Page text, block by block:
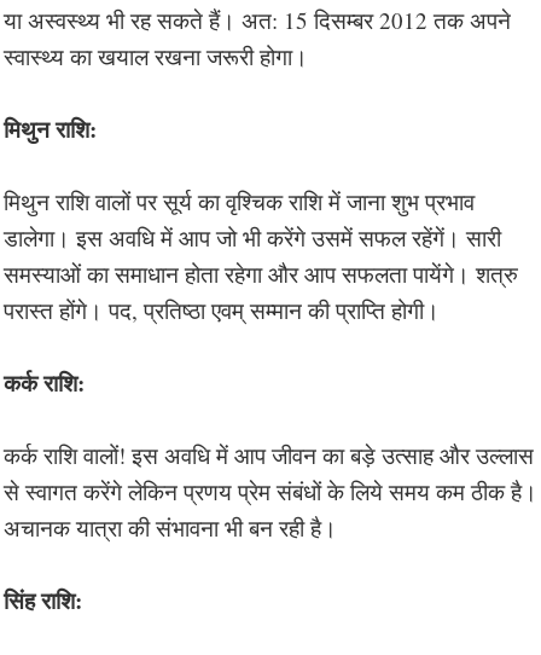
या अस्वस्थ्य भी रह सकते हैं। अत: 15 दिसम्बर 2012 तक अपने
स्वास्थ्य का खयाल रखना जरूरी होगा।
मिथुन राशि:
मिथुन राशि वालों पर सूर्य का वृश्चिक राशि में जाना शुभ प्रभाव
डालेगा। इस अवधि में आप जो भी करेंगे उसमें सफल रहेंगें। सारी
समस्याओं का समाधान होता रहेगा और आप सफलता पायेंगे। शत्रु
परास्त होंगे। पद, प्रतिष्ठा एवम् सम्मान की प्राप्ति होगी।
कर्क राशि:
कर्क राशि वालों! इस अवधि में आप जीवन का बड़े उत्साह और उल्लास
से स्वागत करेंगे लेकिन प्रणय प्रेम संबंधों के लिये समय कम ठीक है।
अचानक यात्रा की संभावना भी बन रही है।
सिंह राशि: